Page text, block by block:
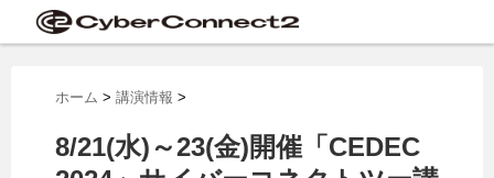
ホーム > 講演情報 >
8/21(水)～23(金)開催「CEDEC